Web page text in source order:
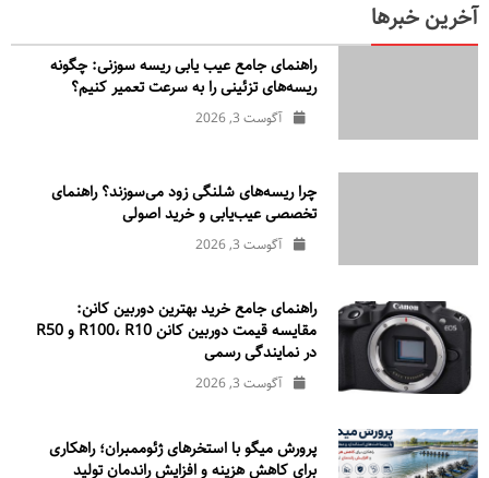
آخرین خبرها
راهنمای جامع عیب یابی ریسه سوزنی: چگونه
ریسه‌های تزئینی را به سرعت تعمیر کنیم؟
آگوست 3, 2026
چرا ریسه‌های شلنگی زود می‌سوزند؟ راهنمای
تخصصی عیب‌یابی و خرید اصولی
آگوست 3, 2026
راهنمای جامع خرید بهترین دوربین کانن:
مقایسه قیمت دوربین کانن R100، R10 و R50
در نمایندگی رسمی
آگوست 3, 2026
پرورش میگو با استخرهای ژئوممبران؛ راهکاری
برای کاهش هزینه و افزایش راندمان تولید